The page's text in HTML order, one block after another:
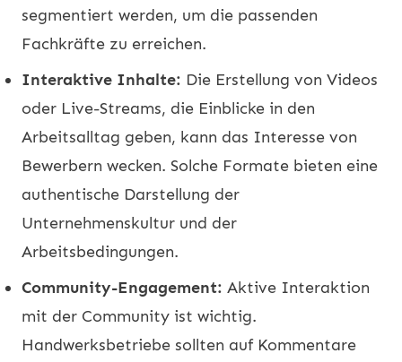
segmentiert werden, um die passenden
Fachkräfte zu erreichen.
Interaktive Inhalte: Die Erstellung von Videos
oder Live-Streams, die Einblicke in den
Arbeitsalltag geben, kann das Interesse von
Bewerbern wecken. Solche Formate bieten eine
authentische Darstellung der
Unternehmenskultur und der
Arbeitsbedingungen.
Community-Engagement: Aktive Interaktion
mit der Community ist wichtig.
Handwerksbetriebe sollten auf Kommentare